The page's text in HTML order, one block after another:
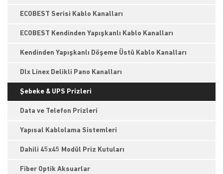
ECOBEST Serisi Kablo Kanalları
ECOBEST Kendinden Yapışkanlı Kablo Kanalları
Kendinden Yapışkanlı Döşeme Üstü Kablo Kanalları
Dlx Linex Delikli Pano Kanalları
Şebeke & UPS Prizleri
Data ve Telefon Prizleri
Yapısal Kablolama Sistemleri
Dahili 45x45 Modül Priz Kutuları
Fiber Optik Aksuarlar